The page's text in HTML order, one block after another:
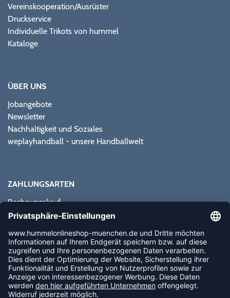
Vereinskooperation/Ausrüster
Druckservice
Individuelle Trikots von hummel
Kataloge
ÜBER UNS
Jobangebote
Newsletter
Nachhaltigkeit und Soziales
weplayhandball - unsere Handballwelt
ZAHLUNGSARTEN
Rechnungskauf
Paypal
Vorkasse
Sofortüberweisung
NEWSLETTER